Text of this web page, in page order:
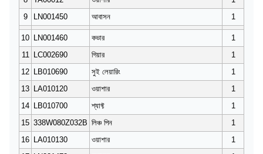
9
LN001450 আবাসন 1
10 LN001460 কভার
1
11
LC002690 গিয়ার
1
12
LB010690 সুই লেয়ারিং
1
13
LA010120 ওয়াশার
1
14
LB010700 শ্যাফ্ট
1
15 338W080Z032B লিঞ্চ পিন
1
16
LA010130 ওয়াশার
1